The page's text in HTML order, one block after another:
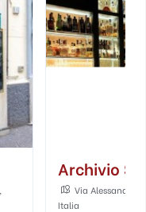
Archivio
Via Alessandro
Italia